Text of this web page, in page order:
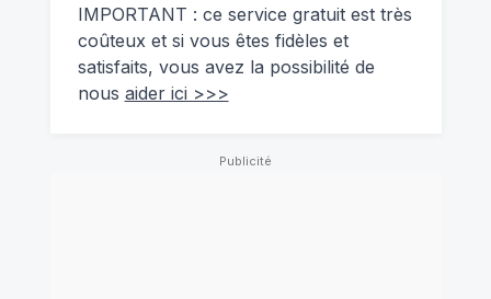
IMPORTANT : ce service gratuit est très
coûteux et si vous êtes fidèles et
satisfaits, vous avez la possibilité de
nous aider ici >>>